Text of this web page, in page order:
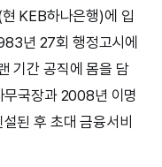
KEB하나은행)에 입
년 27회 행정고시에
기간 공직에 몸을 담
국장과 2008년 이명
된 후 초대 금융서비